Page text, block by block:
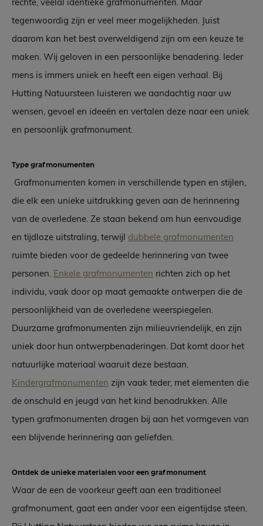
tegenwoordig zijn er veel meer mogelijkheden. Juist
daarom kan het best overweldigend zijn om een keuze te
maken. Wij geloven in een persoonlijke benadering. Ieder
mens is immers uniek en heeft een eigen verhaal. Bij
Hutting Natuursteen luisteren we aandachtig naar uw
wensen, gevoel en ideeën en vertalen deze naar een uniek
en persoonlijk grafmonument.
Type grafmonumenten
Grafmonumenten komen in verschillende typen en stijlen,
die elk een unieke uitdrukking geven aan de herinnering
van de overledene. Ze staan bekend om hun eenvoudige
en tijdloze uitstraling, terwijl dubbele grafmonumenten
ruimte bieden voor de gedeelde herinnering van twee
personen. Enkele grafmonumenten richten zich op het
individu, vaak door op maat gemaakte ontwerpen die de
persoonlijkheid van de overledene weerspiegelen.
Duurzame grafmonumenten zijn milieuvriendelijk, en zijn
uniek door hun ontwerpbenaderingen. Dat komt door het
natuurlijke materiaal waaruit deze bestaan.
Kindergrafmonumenten zijn vaak teder, met elementen die
de onschuld en jeugd van het kind benadrukken. Alle
typen grafmonumenten dragen bij aan het vormgeven van
een blijvende herinnering aan geliefden.
Ontdek de unieke materialen voor een grafmonument
Waar de een de voorkeur geeft aan een traditioneel
grafmonument, gaat een ander voor een eigentijdse steen.